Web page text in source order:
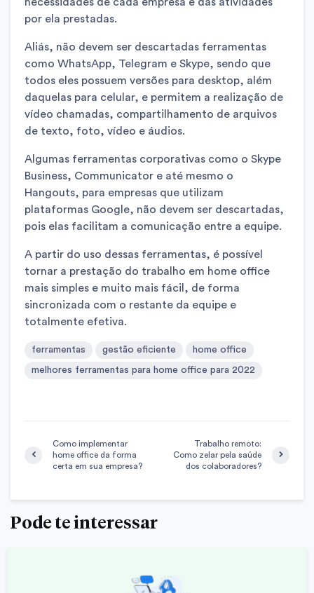
por ela prestadas.
Aliás, não devem ser descartadas ferramentas
como WhatsApp, Telegram e Skype, sendo que
todos eles possuem versões para desktop, além
daquelas para celular, e permitem a realização de
vídeo chamadas, compartilhamento de arquivos
de texto, foto, vídeo e áudios.
Algumas ferramentas corporativas como o Skype
Business, Communicator e até mesmo o
Hangouts, para empresas que utilizam
plataformas Google, não devem ser descartadas,
pois elas facilitam a comunicação entre a equipe.
A partir do uso dessas ferramentas, é possível
tornar a prestação do trabalho em home office
mais simples e muito mais fácil, de forma
sincronizada com o restante da equipe e
totalmente efetiva.
ferramentas gestão eficiente home office
melhores ferramentas para home office para 2022
Como implementar
home office da forma
certa em sua empresa?
Trabalho remoto:
Como zelar pela saúde
dos colaboradores?
Pode te interessar